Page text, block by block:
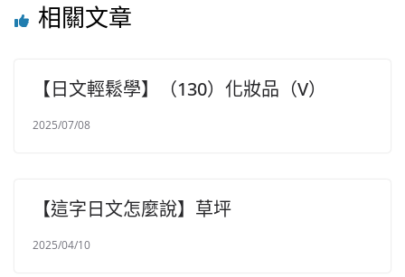
相關文章
【日文輕鬆學】（130）化妝品（V）
2025/07/08
【這字日文怎麼說】草坪
2025/04/10